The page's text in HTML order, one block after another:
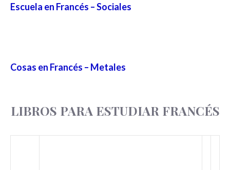
Escuela en Francés – Sociales
Cosas en Francés – Metales
LIBROS PARA ESTUDIAR FRANCÉS